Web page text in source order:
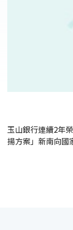
玉山銀行連續2年
揚方案」新南向國